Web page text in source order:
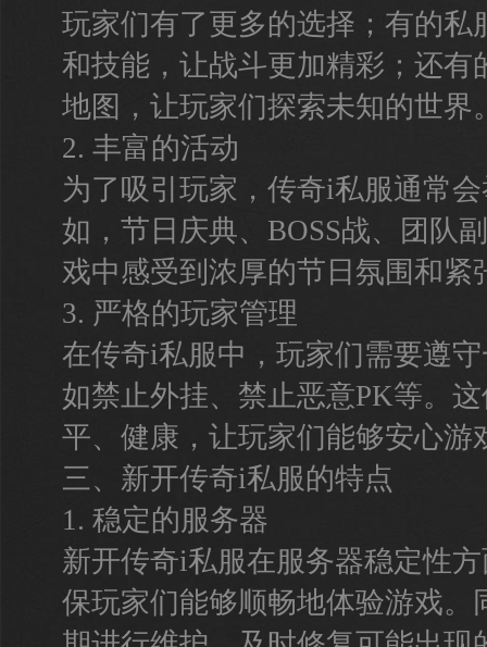
玩家们有了更多的选择；有的私
和技能，让战斗更加精彩；还有
地图，让玩家们探索未知的世界
2. 丰富的活动
为了吸引玩家，传奇i私服通常
如，节日庆典、BOSS战、团队
戏中感受到浓厚的节日氛围和紧
3. 严格的玩家管理
在传奇i私服中，玩家们需要遵
如禁止外挂、禁止恶意PK等。
平、健康，让玩家们能够安心游
三、新开传奇i私服的特点
1. 稳定的服务器
新开传奇i私服在服务器稳定性
保玩家们能够顺畅地体验游戏。